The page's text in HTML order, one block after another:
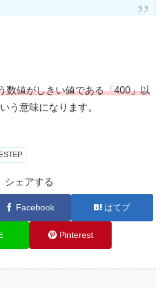
数値がしきい値である「400」以
う意味になります。
シェアする
Facebook はてブ
Pinterest